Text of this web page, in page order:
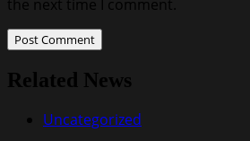
the next time I comment.
Related News
Uncategorized